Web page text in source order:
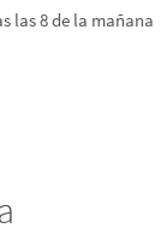
las 8 de la mañana